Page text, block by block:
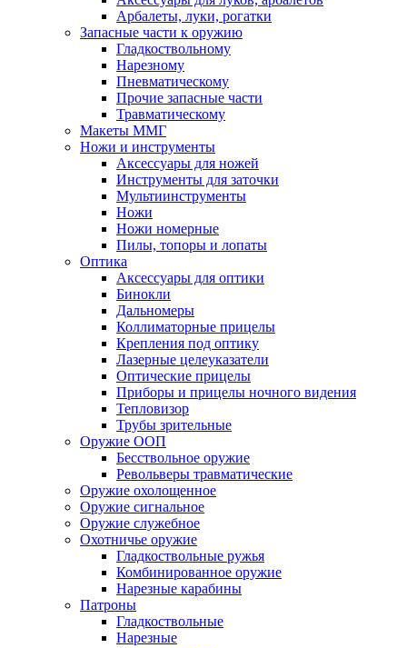
Арбалеты, луки, рогатки
Запасные части к оружию
Гладкоствольному
Нарезному
Пневматическому
Прочие запасные части
Травматическому
Макеты ММГ
Ножи и инструменты
Аксессуары для ножей
Инструменты для заточки
Мультиинструменты
Ножи
Ножи номерные
Пилы, топоры и лопаты
Оптика
Аксессуары для оптики
Бинокли
Дальномеры
Коллиматорные прицелы
Крепления под оптику
Лазерные целеуказатели
Оптические прицелы
Приборы и прицелы ночного видения
Тепловизор
Трубы зрительные
Оружие ООП
Бесствольное оружие
Револьверы травматические
Оружие охолощенное
Оружие сигнальное
Оружие служебное
Охотничье оружие
Гладкоствольные ружья
Комбинированное оружие
Нарезные карабины
Патроны
Гладкоствольные
Нарезные